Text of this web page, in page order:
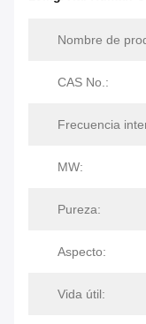
Nombre de
CAS No.:
Frecuencia
MW:
Pureza:
Aspecto:
Vida útil: